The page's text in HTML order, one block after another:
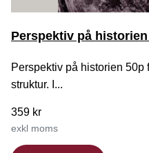
Perspektiv på
Perspektiv på historien
struktur. I...
359 kr
exkl moms